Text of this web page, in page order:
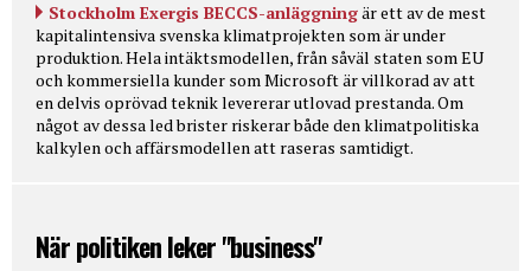
Stockholm Exergis BECCS-anläggningär ett av de mest
kapitalintensiva svenska klimatprojekten som är under
produktion. Hela intäktsmodellen, från såväl staten som EU
och kommersiella kunder som Microsoft är villkorad av att
en delvis oprövad teknik levererar utlovad prestanda. Om
något av dessa led brister riskerar både den klimatpolitiska
kalkylen och affärsmodellen att raseras samtidigt.
När politiken leker "business"